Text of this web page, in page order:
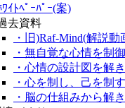
ﾜｲﾄﾍﾟｰﾊﾟｰ(案)
去資料
・旧)Raf-Mind(解説動
・無自覚な心情を制
・心情の設計図を解
・心を制し、己を制す
・脳の仕組みから解